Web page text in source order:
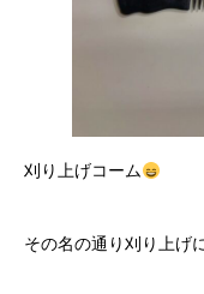
刈り上げコーム
その名の通り刈り上げ